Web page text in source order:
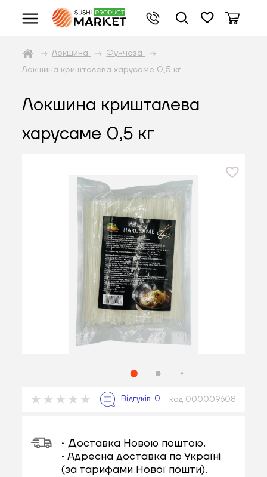
Локшина
Фунчоза
Локшина кришталева харусаме 0,5 кг
Локшина кришталева
харусаме 0,5 кг
код 000009608
• Доставка Новою поштою.
• Адресна доставка по Україні
(за тарифами Нової пошти).